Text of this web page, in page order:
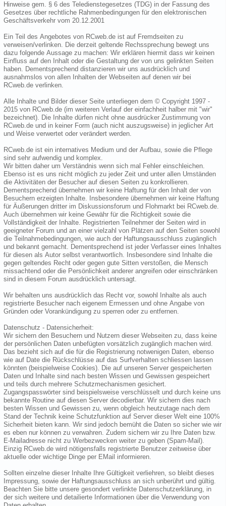
Hinweise gem. § 6 des Teledienstegesetzes (TDG) in der Fassung des
Gesetzes über rechtliche Rahmenbedingungen für den elektronischen
Geschäftsverkehr vom 20.12.2001
Ein Teil des Angebotes von RCweb.de ist auf Fremdseiten zu
verweisen/verlinken. Die derzeit geltende Rechssprechung bewegt uns
dazu folgende Aussage zu machen: Wir erklären hiermit dass wir keinen
Einfluss auf den Inhalt oder die Gestaltung der von uns gelinkten Seiten
haben. Dementsprechend distanzieren wir uns ausdrücklich und
ausnahmslos von allen Inhalten der Webseiten auf denen wir bei
RCweb.de verlinken.
Alle Inhalte und Bilder dieser Seite unterliegen dem © Copyright 1997 -
2015 von RCweb.de (im weiteren Verlauf der einfachheit halber mit "wir"
bezeichnet). Die Inhalte dürfen nicht ohne ausdrücker Zustimmung von
RCweb.de und in keiner Form (auch nicht auszugsweise) in jeglicher Art
und Weise verwertet oder verändert werden.
RCweb.de ist ein internatives Medium und der Aufbau, sowie die Pflege
sind sehr aufwendig und komplex.
Wir bitten daher um Verständnis wenn sich mal Fehler einschleichen.
Ebenso ist es uns nicht möglich zu jeder Zeit und unter allen Umständen
die Aktivitäten der Besucher auf diesen Seiten zu konkrollieren.
Dementsprechend übernehmen wir keine Haftung für den Inhalt der von
Besuchern erzeigten Inhalte. Insbesondere übernehmen wir keine Haftung
für Äußerungen dritter im Diskussionsforum und Flohmarkt bei RCweb.de.
Auch übernehmen wir keine Gewähr für die Richtigkeit sowie die
Vollständigkeit der Inhalte. Registrierten Teilnehmer der Seiten wird in
geeigneter Forum und an einer vielzahl von Plätzen auf den Seiten sowohl
die Teilnahmebedingungen, wie auch der Haftungsausschluss zugänglich
und bekannt gemacht. Dementsprechend ist jeder Verfasser eines Inhaltes
für diesen als Autor selbst verantwortlich. Insbesondere sind Inhalte die
gegen geltendes Recht oder gegen gute Sitten verstoßen, die Mensch
missachtend oder die Persönlichkeit anderer angreifen oder einschränken
sind in diesem Forum ausdrücklich untersagt.
Wir behalten uns ausdrücklich das Recht vor, sowohl Inhalte als auch
registrierte Besucher nach eigenem Ermessen und ohne Angabe von
Gründen oder Vorankündigung zu sperren oder zu entfernen.
Datenschutz - Datensicherheit:
Wir sichern den Besuchern und Nutzern dieser Webseiten zu, dass keine
der persönlichen Daten unbefügten vorsätzlich zugänglich machen wird.
Das bezieht sich auf die für die Registrierung notwenigen Daten, ebenso
wie auf Date die Rückschlüsse auf das Surfverhalten schliessen lassen
könnten (beispielweise Cookies). Die auf unseren Server gespeicherten
Daten und Inhalte sind nach besten Wissen und Gewissen gespeichert
und teils durch mehrere Schutzmechanismen gesichert.
Zugangspasswörter sind beispielsweise verschlüsselt und durch keine uns
bekannte Routine auf diesen Server decodierbar. Wir sichern dies nach
besten Wissen und Gewissen zu, wenn obgleich heutzutage nach dem
Stand der Technik keine Schutzfunktion auf Server dieser Welt eine 100%
Sicherheit bieten kann. Wir sind jedoch bemüht die Daten so sicher wie wir
es eben nur können zu verwahren. Zudem sichern wir zu Ihre Daten bzw.
E-Mailadresse nicht zu Werbezwecken weiter zu geben (Spam-Mail).
Einzig RCweb.de wird nötigensfalls registrierte Benutzer zeitweise über
aktuelle oder wichtige Dinge per EMail informieren.
Sollten einzelne dieser Inhalte Ihre Gültigkeit verliehren, so bleibt dieses
Impressung, sowie der Haftungsausschluss an sich unberührt und gültig.
Beachten Sie bitte unsere gesondert verlinkte Datenschutzerklärung, in
der sich weitere und detailierte Informationen über die Verwendung von